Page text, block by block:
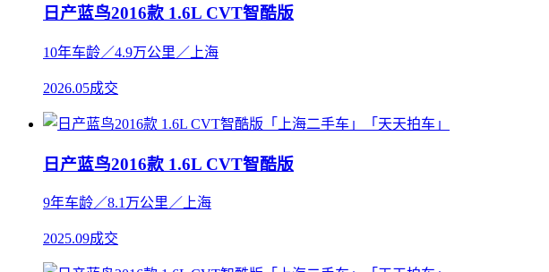
日产蓝鸟2016款 1.6L CVT智酷版
10年车龄／4.9万公里／上海
2026.05成交
日产蓝鸟2016款 1.6L CVT智酷版
9年车龄／8.1万公里／上海
2025.09成交